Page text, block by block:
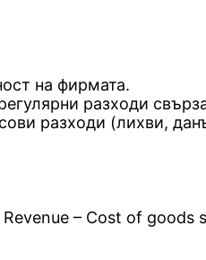
на фирмата.
разходи
разходи (лихви,
– Cost of goods